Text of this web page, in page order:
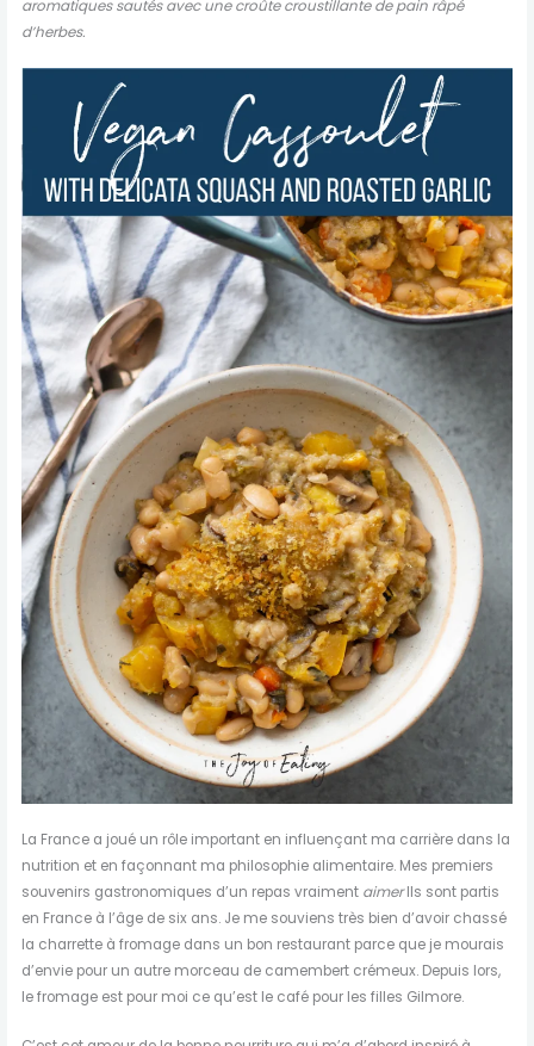
aromatiques sautés avec une croûte croustillante de pain râpé
d’herbes.
La France a joué un rôle important en influençant ma carrière dans la
nutrition et en façonnant ma philosophie alimentaire. Mes premiers
souvenirs gastronomiques d’un repas vraiment aimerIls sont partis
en France à l’âge de six ans. Je me souviens très bien d’avoir chassé
la charrette à fromage dans un bon restaurant parce que je mourais
d’envie pour un autre morceau de camembert crémeux. Depuis lors,
le fromage est pour moi ce qu’est le café pour les filles Gilmore.